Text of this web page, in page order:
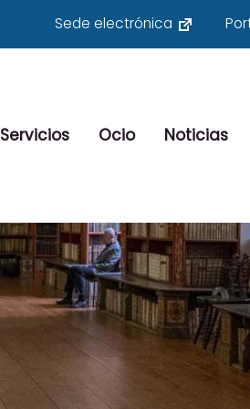
Sede electrónica
Servicios Ocio Noticias